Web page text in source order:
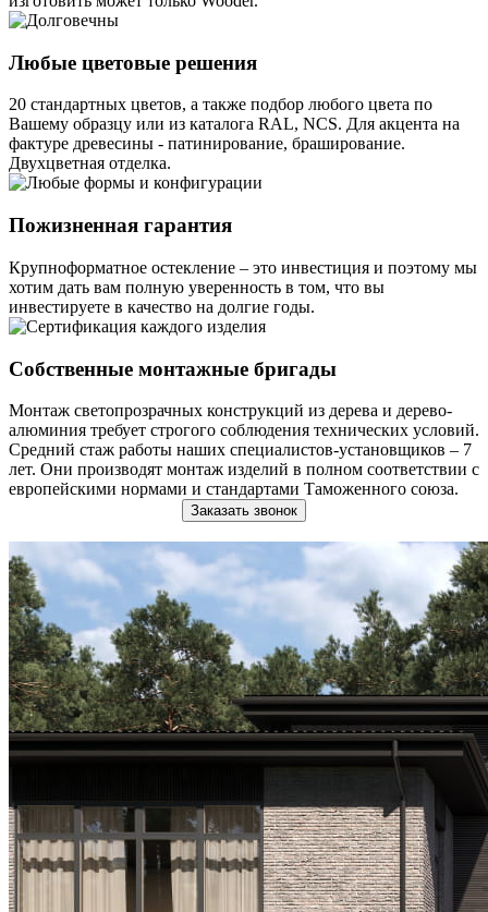
Любые цветовые решения
20 стандартных цветов, а также подбор любого цвета по
Вашему образцу или из каталога RAL, NCS. Для акцента на
фактуре древесины - патинирование, браширование.
Двухцветная отделка.
Пожизненная гарантия
Крупноформатное остекление – это инвестиция и поэтому мы
хотим дать вам полную уверенность в том, что вы
инвестируете в качество на долгие годы.
Собственные монтажные бригады
Монтаж светопрозрачных конструкций из дерева и дерево-
алюминия требует строгого соблюдения технических условий.
Средний стаж работы наших специалистов-установщиков – 7
лет. Они производят монтаж изделий в полном соответствии с
европейскими нормами и стандартами Таможенного союза.
Заказать звонок